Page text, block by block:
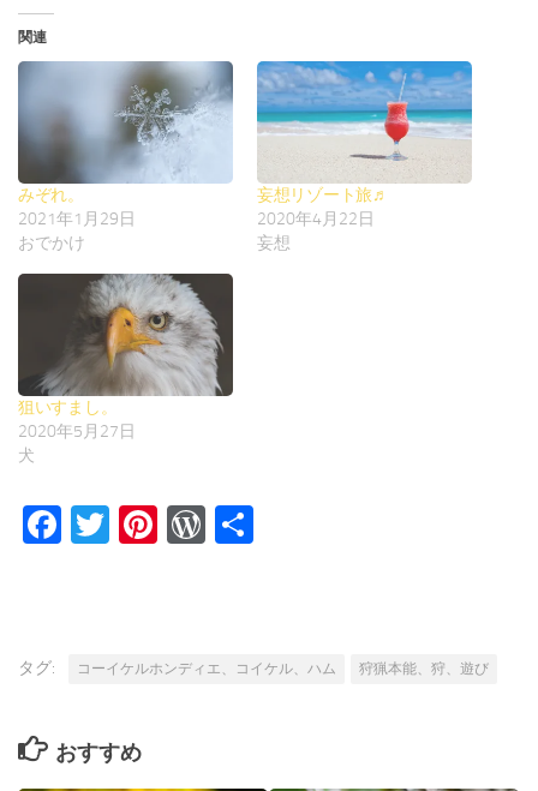
関連
みぞれ。
2021年1月29日
おでかけ
妄想リゾート旅♬
2020年4月22日
妄想
狙いすまし。
2020年5月27日
犬
Facebook
Twitter
Pinterest
WordPress
タグ: コーイケルホンディエ、コイケル、ハム 狩猟本能、狩、遊び
おすすめ